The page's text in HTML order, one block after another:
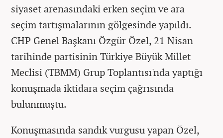
siyaset arenasındaki erken seçim ve ara
seçim tartışmalarının gölgesinde yapıldı.
CHP Genel Başkanı Özgür Özel, 21 Nisan
tarihinde partisinin Türkiye Büyük Millet
Meclisi (TBMM) Grup Toplantısı'nda yaptığı
konuşmada iktidara seçim çağrısında
bulunmuştu.
Konuşmasında sandık vurgusu yapan Özel,